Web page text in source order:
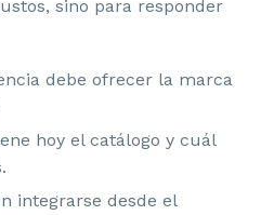
sino para responder
debe ofrecer la marca
hoy el catálogo y cuál
integrarse desde el